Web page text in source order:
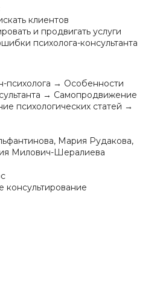
клиентов
и продвигать услуги
психолога-консультанта
психолога → Особенности
→ Самопродвижение
психологических статей →
Мария Рудакова,
Милович-Шералиева
консультирование